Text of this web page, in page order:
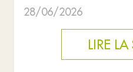
28/06/2026
LIRE LA